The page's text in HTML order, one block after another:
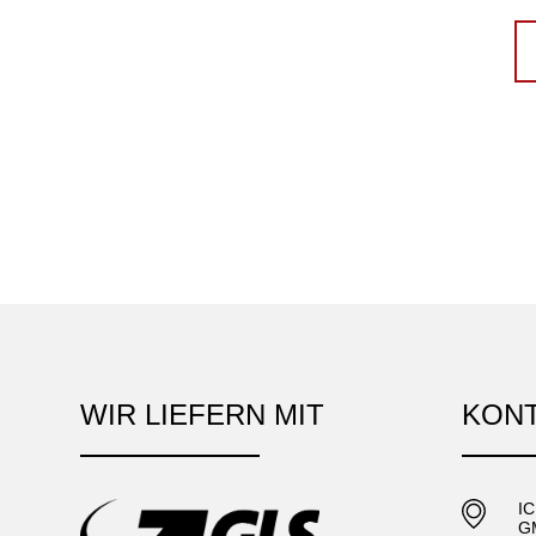
WIR LIEFERN MIT